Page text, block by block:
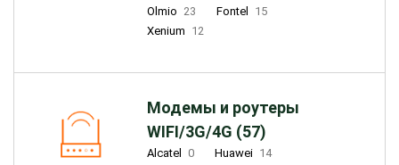
Olmio 23 Fontel
15
Xenium 12
Модемы и роутеры
WIFI/3G/4G (57)
Alcatel 0 Huawei 14